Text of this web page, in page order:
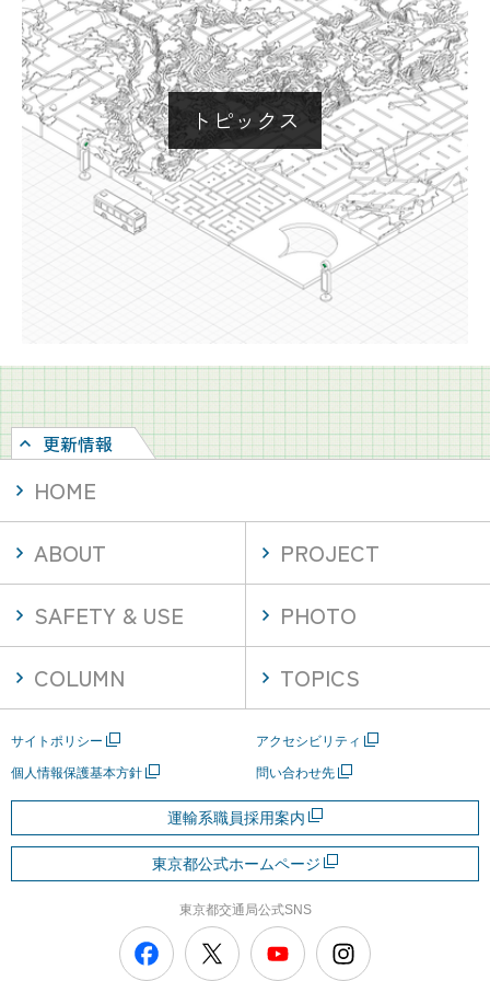
トピックス
更新情報
2026/04/21
2026/02/08
2025/12/08
HOME
ABOUT
PROJECT
SAFETY & USE
PHOTO
COLUMN
TOPICS
サイトポリシー アクセシビリティ
個人情報保護基本方針 問い合わせ先
運輸系職員採用案内
東京都公式ホームページ
東京都交通局公式SNS